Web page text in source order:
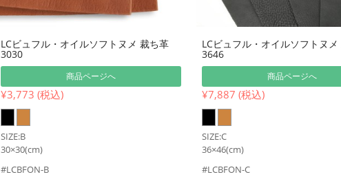
LCビュフル・オイルソフトヌメ 裁ち革
3030
商品ページへ
¥3,773 (税込)
SIZE:B
30×30(cm)
#LCBFON-B
LCビュフル・オイルソフトヌ
3646
商品ページへ
¥7,887 (税込)
SIZE:C
36×46(cm)
#LCBFON-C